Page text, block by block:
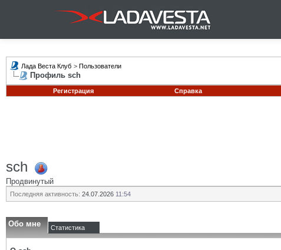
Лада Веста Клуб > Пользователи
Профиль sch
Регистрация
Справка
sch
Продвинутый
Последняя активность: 24.07.2026 11:54
Обо мне Статистика